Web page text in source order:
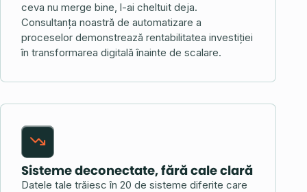
ceva nu merge bine, l-ai cheltuit deja.
Consultanța noastră de automatizare a
proceselor demonstrează rentabilitatea investiției
în transformarea digitală înainte de scalare.
Sisteme deconectate, fără cale clară
Datele tale trăiesc în 20 de sisteme diferite care